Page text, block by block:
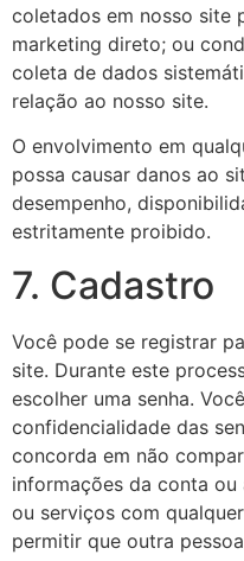
coletados em nosso site
marketing direto; ou
coleta de dados
relação ao nosso site.
O envolvimento em
possa causar danos ao
desempenho,
estritamente proibido.
7. Cadastro
Você pode se registrar
site. Durante este
escolher uma senha.
confidencialidade das
concorda em não
informações da conta
ou serviços com
permitir que outra